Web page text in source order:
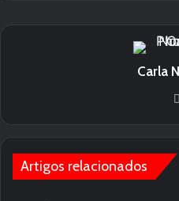
Carla
Artigos relacionados